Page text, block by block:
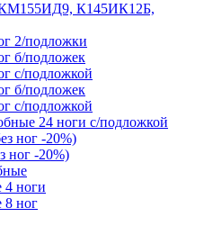
К145ИК12Б,
2/подложки
б/подложек
с/подложкой
б/подложек
с/подложкой
24 ноги с/подложкой
ног -20%)
ног -20%)
4 ноги
8 ног